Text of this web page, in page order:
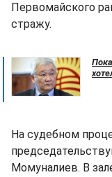
Первомайского
стражу.
На судебном
Момуналиев. В